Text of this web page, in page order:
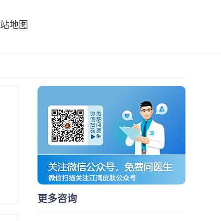
地图
更多咨询